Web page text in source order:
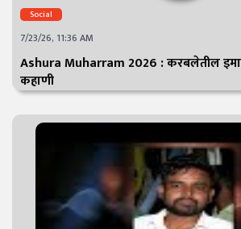
Social
7/23/26, 11:36 AM
Ashura Muharram 2026 : करबलेतील
कहाणी